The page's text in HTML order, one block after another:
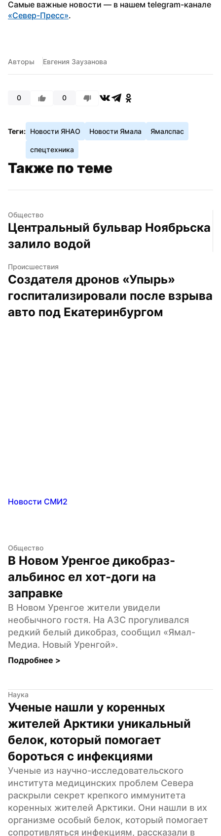
«Север-Пресс».
Авторы Евгения Заузанова
0 0
Теги: Новости ЯНАО Новости Ямала Ямалспас
спецтехника
Также по теме
Общество
Центральный бульвар Ноябрьска
залило водой
Происшествия
Создателя дронов «Упырь»
госпитализировали после взрыва
авто под Екатеринбургом
Новости СМИ2
Общество
В Новом Уренгое дикобраз-
альбинос ел хот-доги на
заправке
В Новом Уренгое жители увидели
необычного гостя. На АЗС прогуливался
редкий белый дикобраз, сообщил «Ямал-
Медиа. Новый Уренгой».
Подробнее >
Наука
Ученые нашли у коренных
жителей Арктики уникальный
белок, который помогает
бороться с инфекциями
Ученые из научно-исследовательского
института медицинских проблем Севера
раскрыли секрет крепкого иммунитета
коренных жителей Арктики. Они нашли в их
организме особый белок, который помогает
сопротивляться инфекциям, рассказали в